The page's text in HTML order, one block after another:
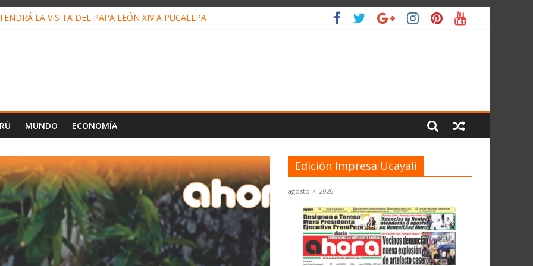
LA VISITA DEL PAPA LEÓN XIV A PUCALLPA
MUNDO ECONOMÍA
Edición Impresa Ucayali
agosto 7, 2026